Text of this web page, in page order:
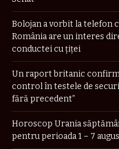
Bolojan a vorbit la telefon
România are un interes
conductei cu țiței
Un raport britanic
control în testele de
fără precedent”
Horoscop Urania
pentru perioada 1 – 7